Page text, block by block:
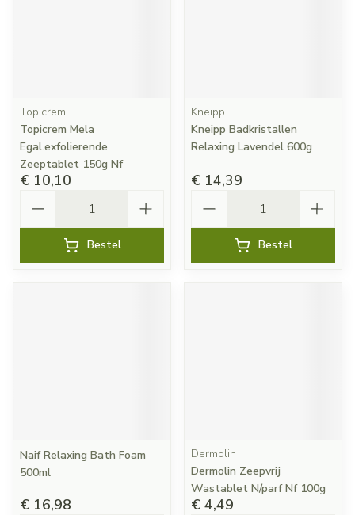
Topicrem
Topicrem Mela
Egal.exfolierende
Zeeptablet 150g Nf
€ 10,10
Bestel
Kneipp
Kneipp Badkristallen
Relaxing Lavendel 600g
€ 14,39
Bestel
Naif Relaxing Bath Foam
500ml
€ 16,98
Dermolin
Dermolin Zeepvrij
Wastablet N/parf Nf 100g
€ 4,49